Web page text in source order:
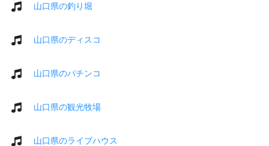
山口県の釣り堀
山口県のディスコ
山口県のパチンコ
山口県の観光牧場
山口県のライブハウス